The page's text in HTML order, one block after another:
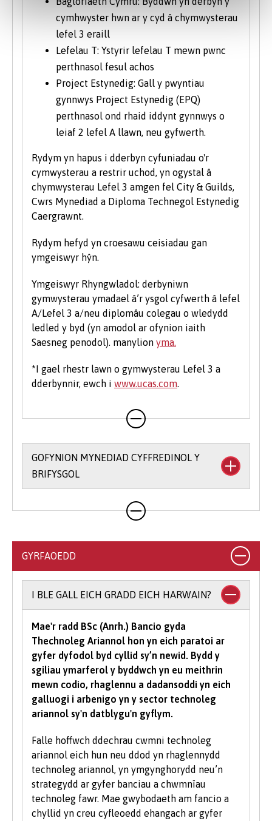
cymhwyster hwn ar y cyd â chymwysterau
lefel 3 eraill
Lefelau T: Ystyrir lefelau T mewn pwnc
perthnasol fesul achos
Project Estynedig: Gall y pwyntiau
gynnwys Project Estynedig (EPQ)
perthnasol ond rhaid iddynt gynnwys o
leiaf 2 lefel A llawn, neu gyfwerth.
Rydym yn hapus i dderbyn cyfuniadau o'r
cymwysterau a restrir uchod, yn ogystal â
chymwysterau Lefel 3 amgen fel City & Guilds,
Cwrs Mynediad a Diploma Technegol Estynedig
Caergrawnt.
Rydym hefyd yn croesawu ceisiadau gan
ymgeiswyr hŷn.
Ymgeiswyr Rhyngwladol: derbyniwn
gymwysterau ymadael â’r ysgol cyfwerth â lefel
A/Lefel 3 a/neu diplomâu colegau o wledydd
ledled y byd (yn amodol ar ofynion iaith
Saesneg penodol). manylion yma.
*I gael rhestr lawn o gymwysterau Lefel 3 a
dderbynnir, ewch i www.ucas.com
GOFYNION MYNEDIAD CYFFREDINOL Y
BRIFYSGOL
Rydym yn rhoi hyblygrwydd i chi o ran bodloni
ein gofynion mynediad ac yr ydym yn derbyn
cyrsiau gradd, byddwn yn derbyn cyfuniadau o
gymwysterau Lefel 3 amgen (gweler y cyrsiau
unigol am ragor o wybodaeth am gymwysterau
a dderbynnir).
I astudio cwrs gradd mae’n rhaid i chi gael
isafswm o bwyntiau tariff UCAS, gyda rhai
cyrsiau yn gofyn am raddau mewn pynciau
penodol. Yn dibynnu ar yr hyn yr hoffech ei
astudio gyda ni, efallai y bydd meini prawf
ychwanegol yn cael eu gosod - bydd y rhain
wedi eu nodi'n glir yn y gofynion mynediad
cwrs-benodol. Am eglurhad manwl o bwyntiau
tariff UCAS, ewch i
www.ucas.com.
Mae angen i bob myfyriwr feddu ar sgiliau
sylfaenol da ac mae'r Brifysgol hefyd yn gweld
gwerth mewn sgiliau TG a chyfathrebu.
GYRFAOEDD
I BLE GALL EICH GRADD EICH HARWAIN?
Mae'r radd BSc (Anrh.) Bancio gyda
Thechnoleg Ariannol hon yn eich paratoi ar
gyfer dyfodol byd cyllid sy’n newid. Bydd y
sgiliau ymarferol y byddwch yn eu meithrin
mewn codio, rhaglennu a dadansoddi yn eich
galluogi i arbenigo yn y sector technoleg
ariannol sy'n datblygu'n gyflym.
Falle hoffwch ddechrau cwmni technoleg
ariannol eich hun neu ddod yn rhaglennydd
technoleg ariannol, yn ymgynghorydd neu’n
strategydd ar gyfer banciau a chwmnïau
technoleg fawr. Mae gwybodaeth am fancio a
chyllid yn creu cyfleoedd ehangach ar gyfer